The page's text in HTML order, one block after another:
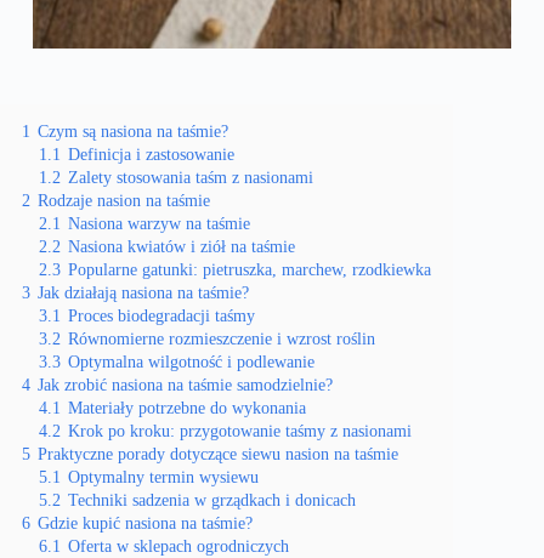
1 Czym są nasiona na taśmie?
1.1 Definicja i zastosowanie
1.2 Zalety stosowania taśm z nasionami
2 Rodzaje nasion na taśmie
2.1 Nasiona warzyw na taśmie
2.2 Nasiona kwiatów i ziół na taśmie
2.3 Popularne gatunki: pietruszka, marchew, rzodkiewka
3 Jak działają nasiona na taśmie?
3.1 Proces biodegradacji taśmy
3.2 Równomierne rozmieszczenie i wzrost roślin
3.3 Optymalna wilgotność i podlewanie
4 Jak zrobić nasiona na taśmie samodzielnie?
4.1 Materiały potrzebne do wykonania
4.2 Krok po kroku: przygotowanie taśmy z nasionami
5 Praktyczne porady dotyczące siewu nasion na taśmie
5.1 Optymalny termin wysiewu
5.2 Techniki sadzenia w grządkach i donicach
6 Gdzie kupić nasiona na taśmie?
6.1 Oferta w sklepach ogrodniczych